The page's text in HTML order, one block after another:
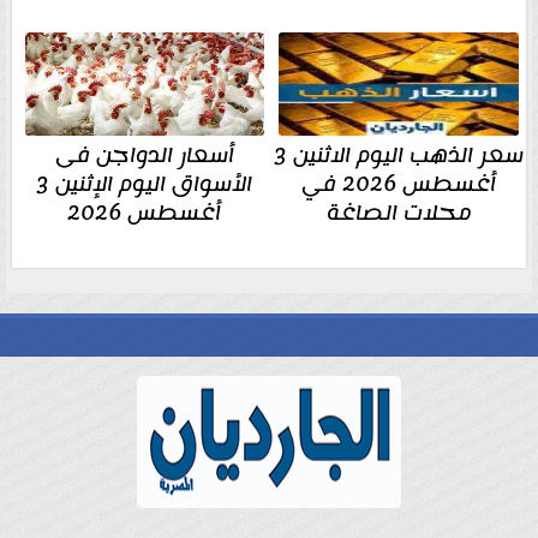
سعر الذهب اليوم الاثنين 3
أغسطس 2026 في
محلات الصاغة
أسعار الدواجن فى
الأسواق اليوم الإثنين 3
أغسطس 2026